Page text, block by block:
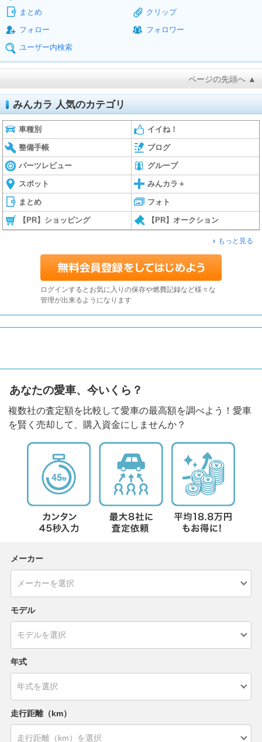
まとめ
クリップ
フォロー
フォロワー
ユーザー内検索
ページの先頭へ ▲
みんカラ 人気のカテゴリ
車種別 イイね！
整備手帳 ブログ
パーツレビュー グループ
スポット みんカラ＋
まとめ フォト
【PR】ショッピング 【PR】オークション
もっと見る
ログインするとお気に入りの保存や燃費記録など様々な
管理が出来るようになります
あなたの愛車、今いくら？
複数社の査定額を比較して愛車の最高額を調べよう！愛車
を賢く売却して、購入資金にしませんか？
メーカー
モデル
年式
走行距離（km）